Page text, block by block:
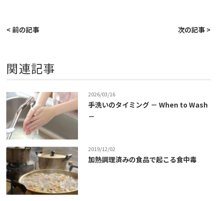
< 前の記事 次の記事 >
関連記事
2026/03/16
手洗いのタイミング － When to Wash
－
2019/12/02
加熱調理済みの食品で起こる食中毒